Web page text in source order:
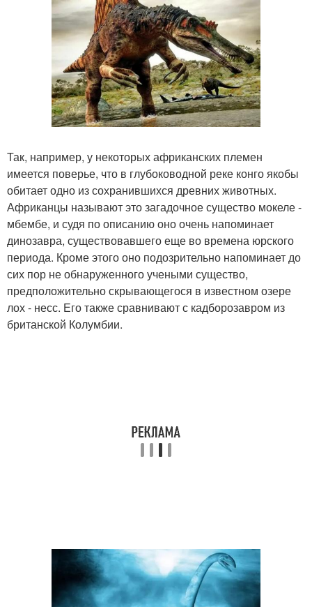
Так, например, у некоторых африканских племен
имеется поверье, что в глубоководной реке конго якобы
обитает одно из сохранившихся древних животных.
Африканцы называют это загадочное существо мокеле -
мбембе, и судя по описанию оно очень напоминает
динозавра, существовавшего еще во времена юрского
периода. Кроме этого оно подозрительно напоминает до
сих пор не обнаруженного учеными существо,
предположительно скрывающегося в известном озере
лох - несс. Его также сравнивают с кадборозавром из
британской Колумбии.